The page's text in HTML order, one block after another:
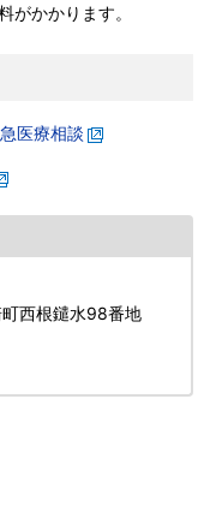
かかります。
医療相談
西根鑓水98番地